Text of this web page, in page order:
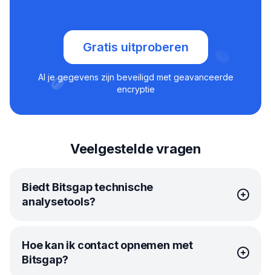
Gratis uitproberen
Al je gegevens zijn beveiligd met geavanceerde
encryptie
Veelgestelde vragen
Biedt Bitsgap technische
analysetools?
Natuurlijk! Bitsgap heeft zelfs een onverslaanbare
alliantie gesloten met TradingView, zodat je alle
technische tools binnen handbereik hebt. Deze
Hoe kan ik contact opnemen met
Bitsgap?